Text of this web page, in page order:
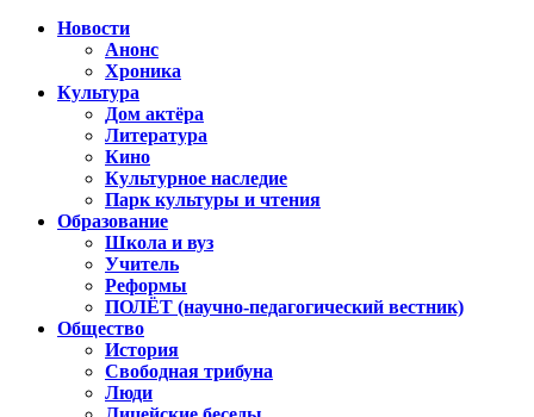
Новости
Анонс
Хроника
Культура
Дом актёра
Литература
Кино
Культурное наследие
Парк культуры и чтения
Образование
Школа и вуз
Учитель
Реформы
ПОЛЁТ (научно-педагогический вестник)
Общество
История
Свободная трибуна
Люди